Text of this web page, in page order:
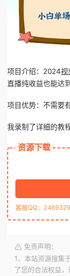
项目介绍：2024视
直播纯收益也能达
项目优势：不需要
我录制了详细的教
资源下载
客服QQ：
免责声明：
1、本站资源搜集
了您的合法权益